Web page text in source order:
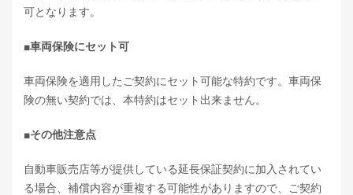
可となります。
■車両保険にセット可
車両保険を適用したご契約にセット可能な特約です。車両保
険の無い契約では、本特約はセット出来ません。
■その他注意点
自動車販売店等が提供している延長保証契約に加入されてい
る場合、補償内容が重複する可能性がありますので、ご契約